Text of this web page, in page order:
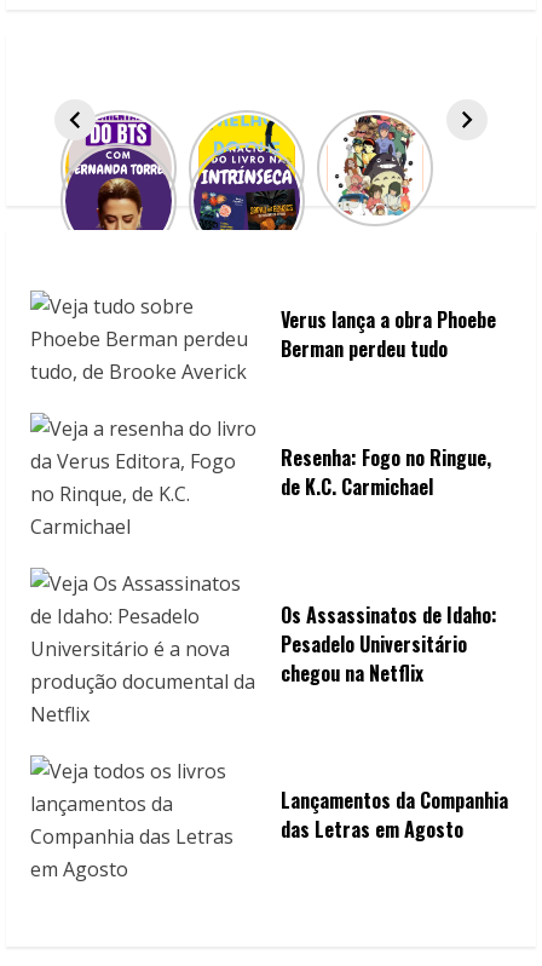
Verus lança a obra Phoebe
Berman perdeu tudo
Resenha: Fogo no Ringue,
de K.C. Carmichael
Os Assassinatos de Idaho:
Pesadelo Universitário
chegou na Netflix
Lançamentos da Companhia
das Letras em Agosto